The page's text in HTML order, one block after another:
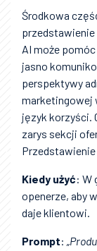
Środkowa
AI może
jasno
perspektywy
marketingowej
język korzyści.
zarys sekcji
Kiedy użyć: W
openerze, aby
daje klientowi.
Prompt: